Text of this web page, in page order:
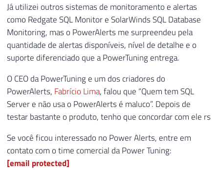
Já utilizei outros sistemas de monitoramento e alertas
como Redgate SQL Monitor e SolarWinds SQL Database
Monitoring, mas o PowerAlerts me surpreendeu pela
quantidade de alertas disponíveis, nível de detalhe e o
suporte diferenciado que a PowerTuning entrega.
O CEO da PowerTuning e um dos criadores do
PowerAlerts, Fabrício Lima, falou que “Quem tem SQL
Server e não usa o PowerAlerts é maluco”. Depois de
testar bastante o produto, tenho que concordar com ele rs
Se você ficou interessado no Power Alerts, entre em
contato com o time comercial da Power Tuning:
[email protected]